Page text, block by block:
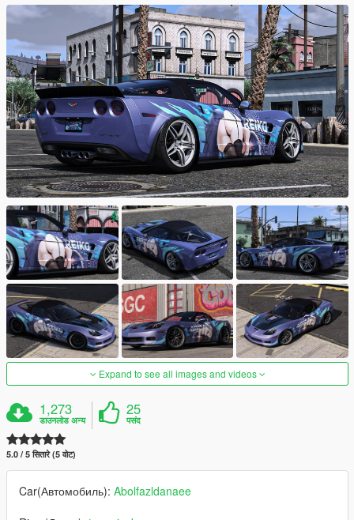
Expand to see all images and videos
1,273
डाउनलोड अन्य
25
पसंद
5.0 / 5 सितारे (5 वोट)
Car(Автомобиль): Abolfazldanaee